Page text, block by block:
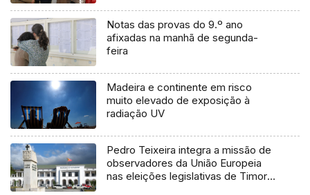
Notas das provas do 9.º ano
afixadas na manhã de segunda-
feira
Madeira e continente em risco
muito elevado de exposição à
radiação UV
Pedro Teixeira integra a missão de
observadores da União Europeia
nas eleições legislativas de Timor-